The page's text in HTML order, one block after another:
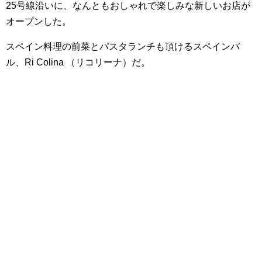
25号線沿いに、なんともおしゃれで楽しみな新しいお店が
オープンした。
スペイン料理の前菜とパスタランチも頂けるスペインバ
ル、Ri Colina （リコリーナ）だ。